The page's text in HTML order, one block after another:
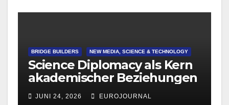
BRIDGE BUILDERS NEW MEDIA, SCIENCE & TECHNOLOGY
Science Diplomacy als Kern
akademischer Beziehungen
JUNI 24, 2026 EUROJOURNAL